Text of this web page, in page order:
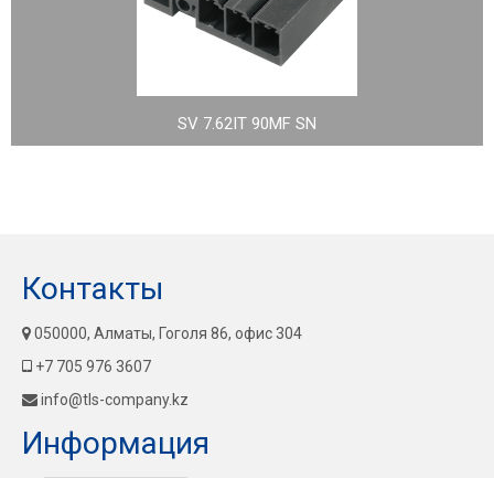
SV 7.62IT 90MF SN
Контакты
050000, Алматы, Гоголя 86, офис 304
+7 705 976 3607
info@tls-company.kz
Информация